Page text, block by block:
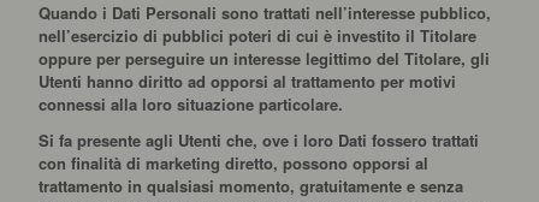
Quando i Dati Personali sono trattati nell’interesse pubblico,
nell’esercizio di pubblici poteri di cui è investito il Titolare
oppure per perseguire un interesse legittimo del Titolare, gli
Utenti hanno diritto ad opporsi al trattamento per motivi
connessi alla loro situazione particolare.
Si fa presente agli Utenti che, ove i loro Dati fossero trattati
con finalità di marketing diretto, possono opporsi al
trattamento in qualsiasi momento, gratuitamente e senza